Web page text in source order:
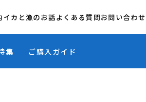
イカと漁のお話よくある質問お問い合わせ
集 ご購入ガイド